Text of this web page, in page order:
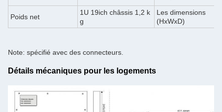
Poids net
1U 19ich châssis 1,2 k
g
Les dimensions
(HxWxD)
Note: spécifié avec des connecteurs.
Détails mécaniques pour les logements